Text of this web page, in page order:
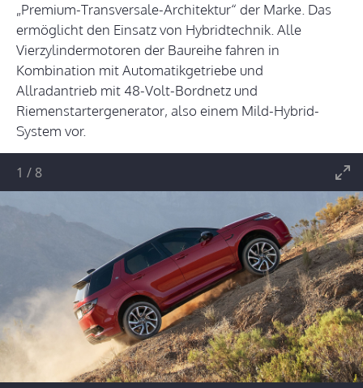
„Premium-Transversale-Architektur“ der Marke. Das
ermöglicht den Einsatz von Hybridtechnik. Alle
Vierzylindermotoren der Baureihe fahren in
Kombination mit Automatikgetriebe und
Allradantrieb mit 48-Volt-Bordnetz und
Riemenstartergenerator, also einem Mild-Hybrid-
System vor.
1 / 8